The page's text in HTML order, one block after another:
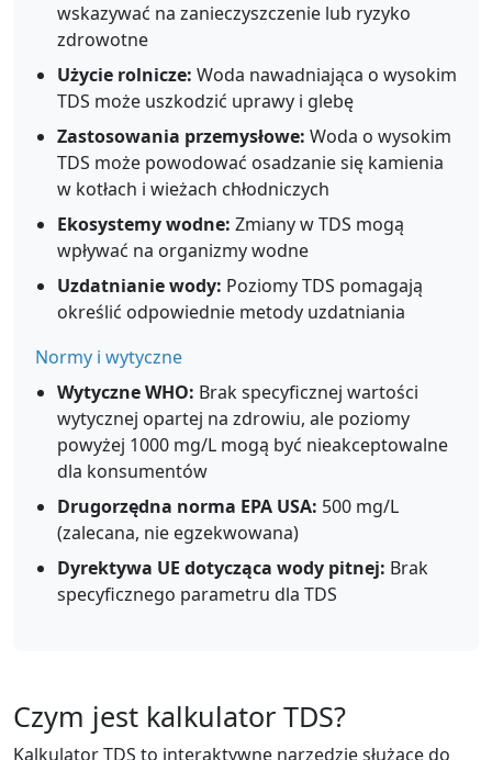
wskazywać na zanieczyszczenie lub ryzyko
zdrowotne
Użycie rolnicze: Woda nawadniająca o wysokim
TDS może uszkodzić uprawy i glebę
Zastosowania przemysłowe: Woda o wysokim
TDS może powodować osadzanie się kamienia
w kotłach i wieżach chłodniczych
Ekosystemy wodne: Zmiany w TDS mogą
wpływać na organizmy wodne
Uzdatnianie wody: Poziomy TDS pomagają
określić odpowiednie metody uzdatniania
Normy i wytyczne
Wytyczne WHO: Brak specyficznej wartości
wytycznej opartej na zdrowiu, ale poziomy
powyżej 1000 mg/L mogą być nieakceptowalne
dla konsumentów
Drugorzędna norma EPA USA: 500 mg/L
(zalecana, nie egzekwowana)
Dyrektywa UE dotycząca wody pitnej: Brak
specyficznego parametru dla TDS
Czym jest kalkulator TDS?
Kalkulator TDS to interaktywne narzędzie służące do